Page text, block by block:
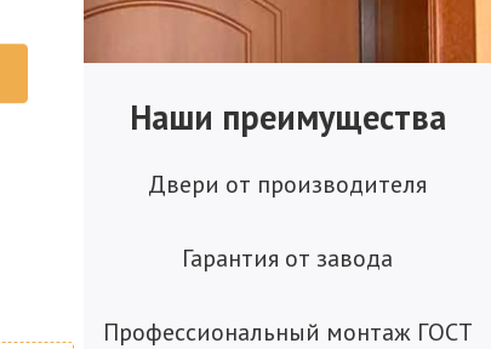
Наши преимущества
Двери от производителя
Гарантия от завода
Профессиональный монтаж ГОСТ